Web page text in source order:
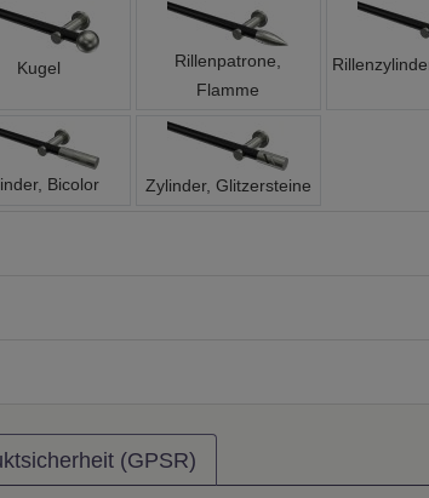
Kugel
Rillenpatrone,
Flamme
Bicolor Zylinder, Glitzersteine
(GPSR)